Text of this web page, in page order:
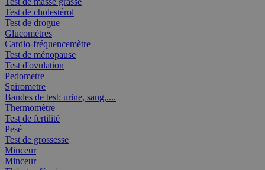
Test de cholestérol
Test de drogue
Glucomètres
Cardio-fréquencemètre
Test de ménopause
Test d'ovulation
Pedometre
Spirometre
Bandes de test: urine, sang,....
Thermomètre
Test de fertilité
Pesé
Test de grossesse
Minceur
Minceur